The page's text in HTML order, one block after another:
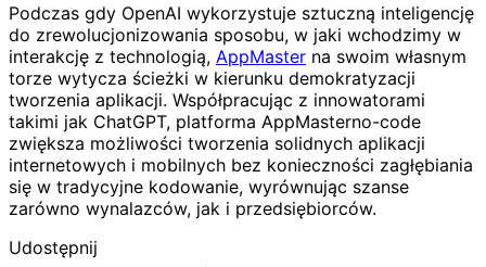
Podczas gdy OpenAI wykorzystuje sztuczną inteligencję
do zrewolucjonizowania sposobu, w jaki wchodzimy w
interakcję z technologią, AppMaster na swoim własnym
torze wytycza ścieżki w kierunku demokratyzacji
tworzenia aplikacji. Współpracując z innowatorami
takimi jak ChatGPT, platforma AppMasterno-code
zwiększa możliwości tworzenia solidnych aplikacji
internetowych i mobilnych bez konieczności zagłębiania
się w tradycyjne kodowanie, wyrównując szanse
zarówno wynalazców, jak i przedsiębiorców.
Udostępnij